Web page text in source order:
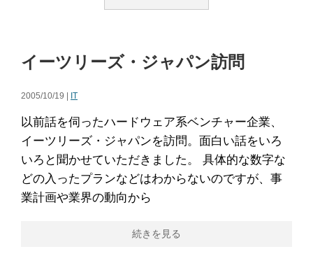
イーツリーズ・ジャパン訪問
2005/10/19 | IT
以前話を伺ったハードウェア系ベンチャー企業、
イーツリーズ・ジャパンを訪問。面白い話をいろ
いろと聞かせていただきました。 具体的な数字な
どの入ったプランなどはわからないのですが、事
業計画や業界の動向から
続きを見る